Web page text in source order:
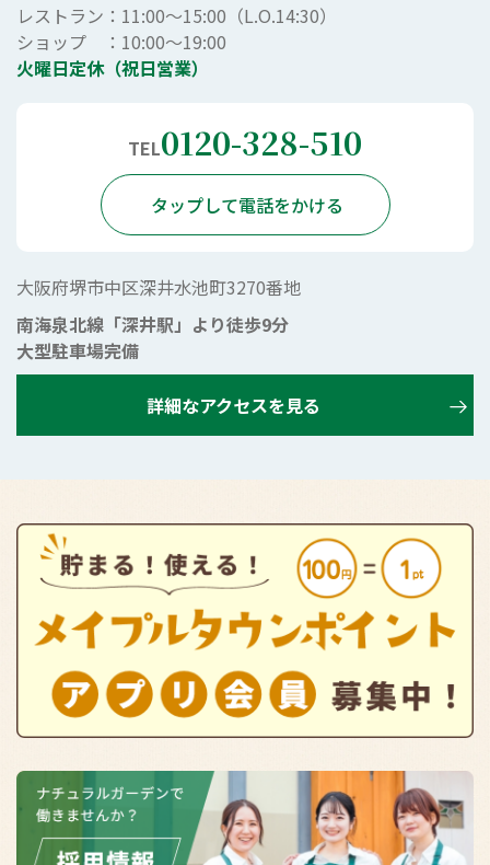
レストラン：11:00～15:00（L.O.14:30）
ショップ ：10:00～19:00
火曜日定休（祝日営業）
TEL0120-328-510
タップして電話をかける
大阪府堺市中区深井水池町3270番地
南海泉北線「深井駅」より徒歩9分
大型駐車場完備
詳細なアクセスを見る